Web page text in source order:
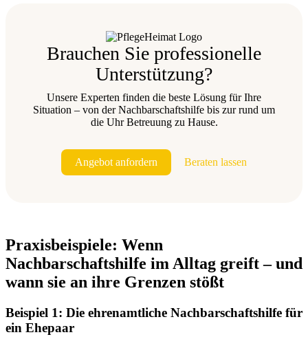
Brauchen Sie professionelle
Unterstützung?
Unsere Experten finden die beste Lösung für Ihre
Situation – von der Nachbarschaftshilfe bis zur rund um
die Uhr Betreuung zu Hause.
Angebot anfordern Beraten lassen
Praxisbeispiele: Wenn
Nachbarschaftshilfe im Alltag greift – und
wann sie an ihre Grenzen stößt
Beispiel 1: Die ehrenamtliche Nachbarschaftshilfe für
ein Ehepaar